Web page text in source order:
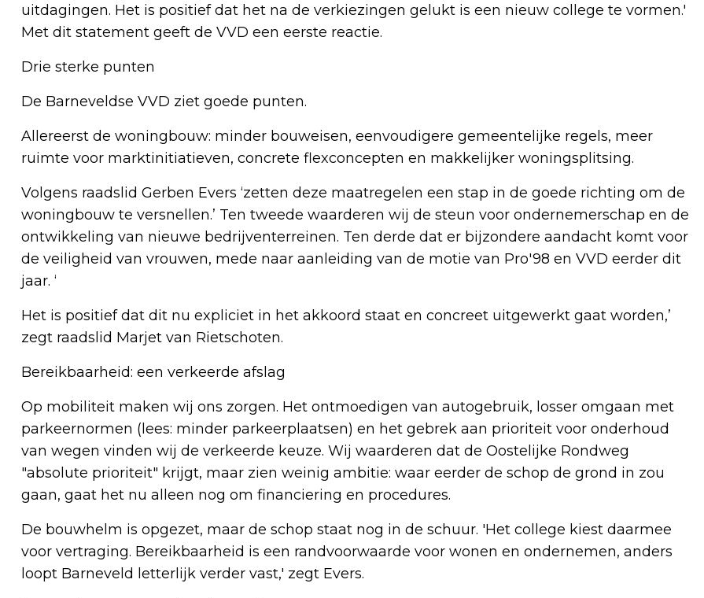
uitdagingen. Het is positief dat het na de verkiezingen gelukt is een nieuw college te vormen.'
Met dit statement geeft de VVD een eerste reactie.
Drie sterke punten
De Barneveldse VVD ziet goede punten.
Allereerst de woningbouw: minder bouweisen, eenvoudigere gemeentelijke regels, meer
ruimte voor marktinitiatieven, concrete flexconcepten en makkelijker woningsplitsing.
Volgens raadslid Gerben Evers ‘zetten deze maatregelen een stap in de goede richting om de
woningbouw te versnellen.’ Ten tweede waarderen wij de steun voor ondernemerschap en de
ontwikkeling van nieuwe bedrijventerreinen. Ten derde dat er bijzondere aandacht komt voor
de veiligheid van vrouwen, mede naar aanleiding van de motie van Pro'98 en VVD eerder dit
jaar. ‘
Het is positief dat dit nu expliciet in het akkoord staat en concreet uitgewerkt gaat worden,’
zegt raadslid Marjet van Rietschoten.
Bereikbaarheid: een verkeerde afslag
Op mobiliteit maken wij ons zorgen. Het ontmoedigen van autogebruik, losser omgaan met
parkeernormen (lees: minder parkeerplaatsen) en het gebrek aan prioriteit voor onderhoud
van wegen vinden wij de verkeerde keuze. Wij waarderen dat de Oostelijke Rondweg
"absolute prioriteit" krijgt, maar zien weinig ambitie: waar eerder de schop de grond in zou
gaan, gaat het nu alleen nog om financiering en procedures.
De bouwhelm is opgezet, maar de schop staat nog in de schuur. 'Het college kiest daarmee
voor vertraging. Bereikbaarheid is een randvoorwaarde voor wonen en ondernemen, anders
loopt Barneveld letterlijk verder vast,' zegt Evers.